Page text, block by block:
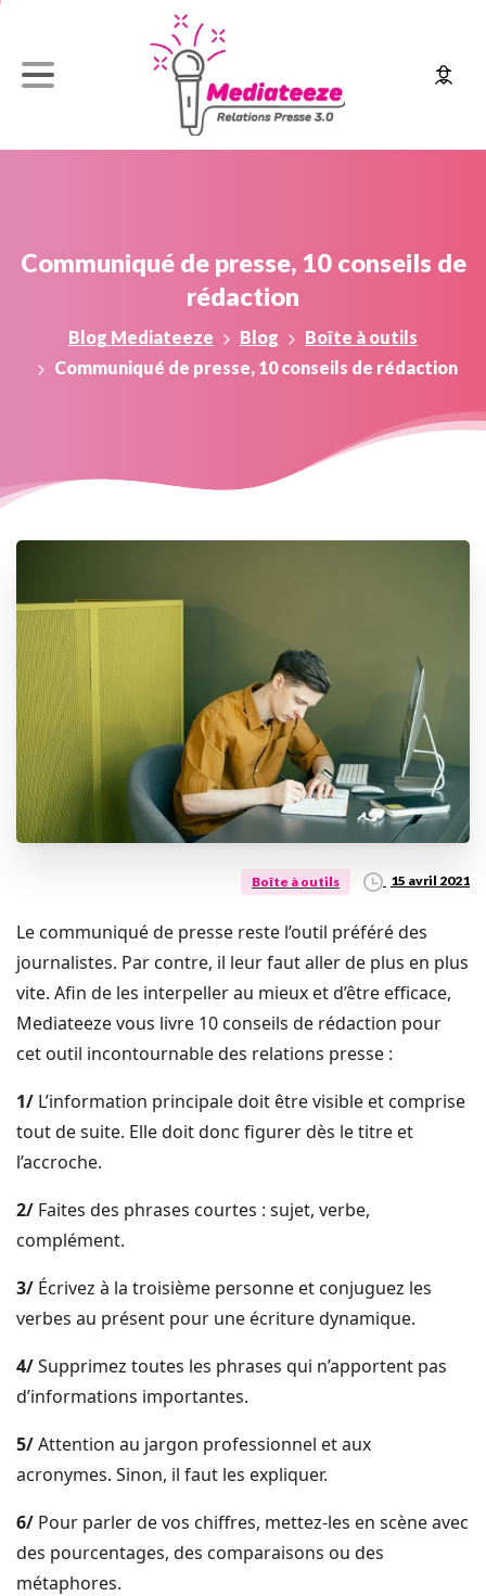
Communiqué de presse, 10 conseils de
rédaction
Blog Mediateeze Blog
Boîte à outils
Communiqué de presse, 10 conseils de rédaction
Boîte à outils 15 avril 2021
Le communiqué de presse reste l’outil préféré des
journalistes. Par contre, il leur faut aller de plus en plus
vite. Afin de les interpeller au mieux et d’être efficace,
Mediateeze vous livre 10 conseils de rédaction pour
cet outil incontournable des relations presse :
1/ L’information principale doit être visible et comprise
tout de suite. Elle doit donc figurer dès le titre et
l’accroche.
2/ Faites des phrases courtes : sujet, verbe,
complément.
3/ Écrivez à la troisième personne et conjuguez les
verbes au présent pour une écriture dynamique.
4/Supprimez toutes les phrases qui n’apportent pas
d’informations importantes.
5/Attention au jargon professionnel et aux
acronymes. Sinon, il faut les expliquer.
6/ Pour parler de vos chiffres, mettez-les en scène avec
des pourcentages, des comparaisons ou des
métaphores.